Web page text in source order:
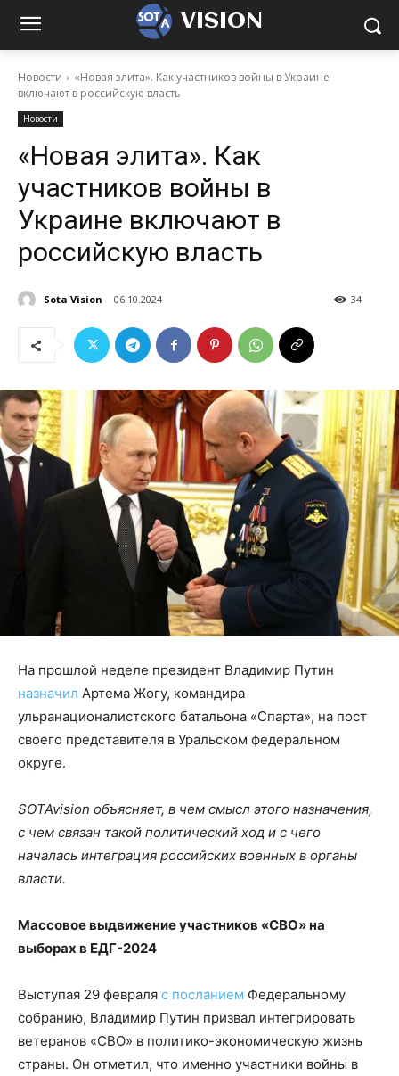
VISION
Новости
«Новая элита». Как участников войны в Украине
включают в российскую власть
Новости
«Новая элита». Как
участников войны в
Украине включают в
российскую власть
Sota Vision 06.10.2024 34
На прошлой неделе президент Владимир Путин
назначил Артема Жогу, командира
ульранационалистского батальона «Спарта», на пост
своего представителя в Уральском федеральном
округе.
SOTAvision объясняет, в чем смысл этого назначения,
с чем связан такой политический ход и с чего
началась интеграция российских военных в органы
власти.
Массовое выдвижение участников «СВО» на
выборах в ЕДГ-2024
Выступая 29 февраля с посланием Федеральному
собранию, Владимир Путин призвал интегрировать
ветеранов «СВО» в политико-экономическую жизнь
страны. Он отметил, что именно участники войны в